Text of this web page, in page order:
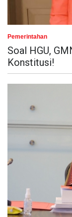
Pemerintahan
Soal HGU,
Konstitusi!